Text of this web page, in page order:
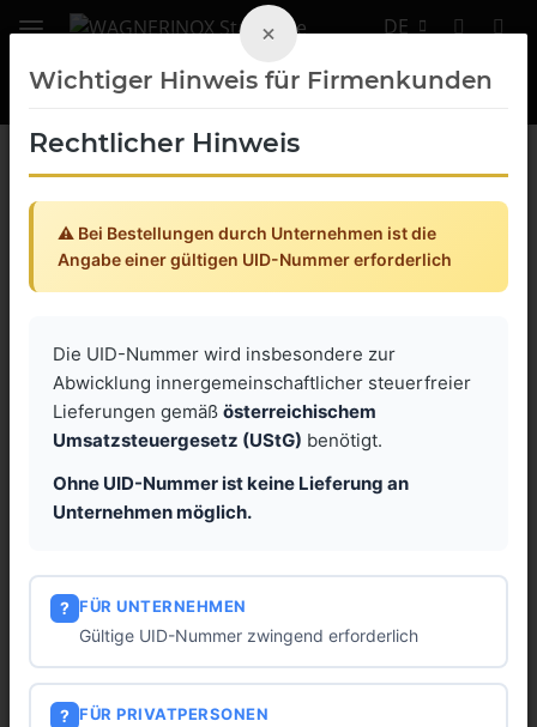
DE
Zurück zur Liste
STORZ Festkupplungen mit Außengewinde / Aluminium geschmiedet
Wichtiger Hinweis für Firmenkunden
×
Rechtlicher Hinweis
⚠️ Bei Bestellungen durch Unternehmen ist die
Angabe einer gültigen UID-Nummer erforderlich
Die UID-Nummer wird insbesondere zur
Abwicklung innergemeinschaftlicher steuerfreier
Lieferungen gemäß österreichischem
Umsatzsteuergesetz (UStG) benötigt.
Ohne UID-Nummer ist keine Lieferung an
Unternehmen möglich.
? FÜR UNTERNEHMEN
Gültige UID-Nummer zwingend erforderlich
? FÜR PRIVATPERSONEN